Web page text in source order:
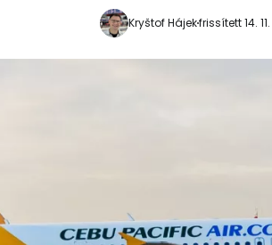
Kryštof Hájekfrissített 14.